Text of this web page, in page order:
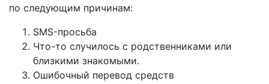
по следующим причинам:
SMS-просьба
Что-то случилось с родственниками или
близкими знакомыми.
Ошибочный перевод средств